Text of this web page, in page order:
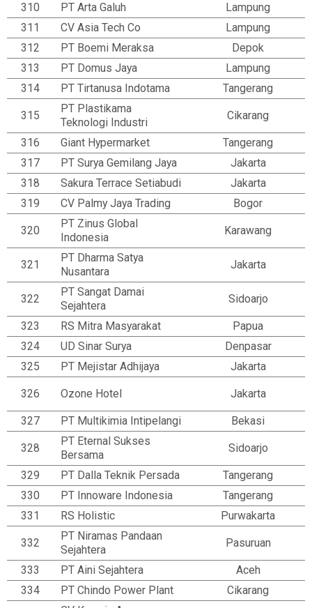
310
PT Arta Galuh
Lampung
311
CV Asia Tech Co
Lampung
312
PT Boemi Meraksa
Depok
313
PT Domus Jaya
Lampung
314
PT Tirtanusa Indotama Tangerang
315
PT Plastikama
Teknologi Industri
Cikarang
316 Giant Hypermarket
Tangerang
317
PT Surya Gemilang Jaya
Jakarta
318
Sakura Terrace Setiabudi
Jakarta
319
CV Palmy Jaya Trading Bogor
320
PT Zinus Global
Indonesia
Karawang
321
PT Dharma Satya
Nusantara
Jakarta
322
PT Sangat Damai
Sejahtera
Sidoarjo
323 RS Mitra Masyarakat
Papua
324
UD Sinar Surya
Denpasar
325
PT Mejistar Adhijaya Jakarta
326 Ozone Hotel Jakarta
327 PT Multikimia Intipelangi Bekasi
328
PT Eternal Sukses
Bersama
Sidoarjo
329 PT Dalla Teknik Persada
Tangerang
330
PT Innoware Indonesia
Tangerang
331
RS Holistic Purwakarta
332
PT Niramas Pandaan
Sejahtera
Pasuruan
333 PT Aini Sejahtera
Aceh
334
PT Chindo Power Plant
Cikarang